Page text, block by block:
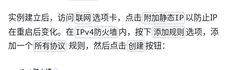
实例建立后，访问 联网 选项卡，点击 附加静态IP以防止IP
在重启后变化。在 IPv4防火墙 内，按下 添加规则 选项，添
加一个 所有协议 规则，然后点击 创建按钮：